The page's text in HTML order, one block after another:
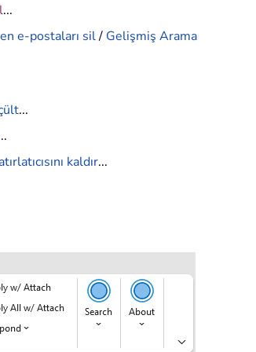
...
e-postaları sil/ Gelişmiş Arama
...
kaldır...